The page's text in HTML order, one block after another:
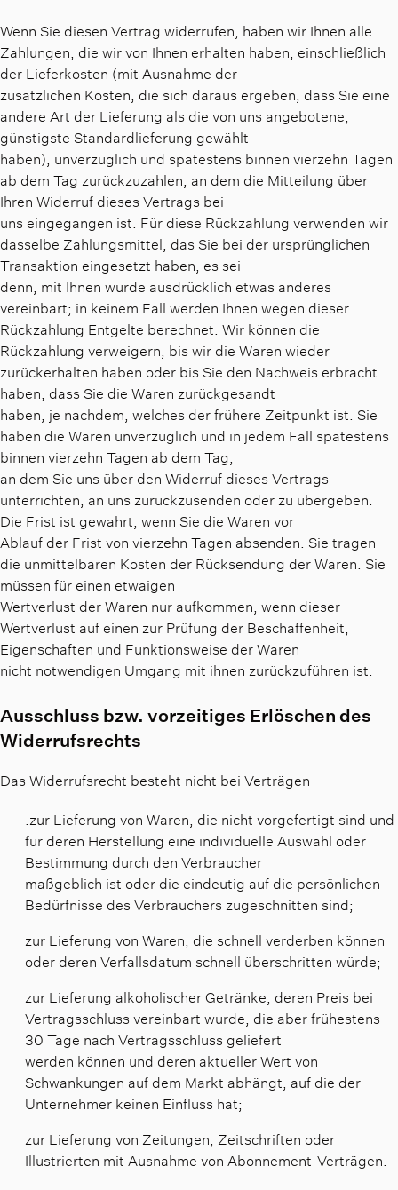
Wenn Sie diesen Vertrag widerrufen, haben wir Ihnen alle
Zahlungen, die wir von Ihnen erhalten haben, einschließlich
der Lieferkosten (mit Ausnahme der
zusätzlichen Kosten, die sich daraus ergeben, dass Sie eine
andere Art der Lieferung als die von uns angebotene,
günstigste Standardlieferung gewählt
haben), unverzüglich und spätestens binnen vierzehn Tagen
ab dem Tag zurückzuzahlen, an dem die Mitteilung über
Ihren Widerruf dieses Vertrags bei
uns eingegangen ist. Für diese Rückzahlung verwenden wir
dasselbe Zahlungsmittel, das Sie bei der ursprünglichen
Transaktion eingesetzt haben, es sei
denn, mit Ihnen wurde ausdrücklich etwas anderes
vereinbart; in keinem Fall werden Ihnen wegen dieser
Rückzahlung Entgelte berechnet. Wir können die
Rückzahlung verweigern, bis wir die Waren wieder
zurückerhalten haben oder bis Sie den Nachweis erbracht
haben, dass Sie die Waren zurückgesandt
haben, je nachdem, welches der frühere Zeitpunkt ist. Sie
haben die Waren unverzüglich und in jedem Fall spätestens
binnen vierzehn Tagen ab dem Tag,
an dem Sie uns über den Widerruf dieses Vertrags
unterrichten, an uns zurückzusenden oder zu übergeben.
Die Frist ist gewahrt, wenn Sie die Waren vor
Ablauf der Frist von vierzehn Tagen absenden. Sie tragen
die unmittelbaren Kosten der Rücksendung der Waren. Sie
müssen für einen etwaigen
Wertverlust der Waren nur aufkommen, wenn dieser
Wertverlust auf einen zur Prüfung der Beschaffenheit,
Eigenschaften und Funktionsweise der Waren
nicht notwendigen Umgang mit ihnen zurückzuführen ist.
Ausschluss bzw. vorzeitiges Erlöschen des
Widerrufsrechts
Das Widerrufsrecht besteht nicht bei Verträgen
.zur Lieferung von Waren, die nicht vorgefertigt sind und
für deren Herstellung eine individuelle Auswahl oder
Bestimmung durch den Verbraucher
maßgeblich ist oder die eindeutig auf die persönlichen
Bedürfnisse des Verbrauchers zugeschnitten sind;
zur Lieferung von Waren, die schnell verderben können
oder deren Verfallsdatum schnell überschritten würde;
zur Lieferung alkoholischer Getränke, deren Preis bei
Vertragsschluss vereinbart wurde, die aber frühestens
30 Tage nach Vertragsschluss geliefert
werden können und deren aktueller Wert von
Schwankungen auf dem Markt abhängt, auf die der
Unternehmer keinen Einfluss hat;
zur Lieferung von Zeitungen, Zeitschriften oder
Illustrierten mit Ausnahme von Abonnement-Verträgen.